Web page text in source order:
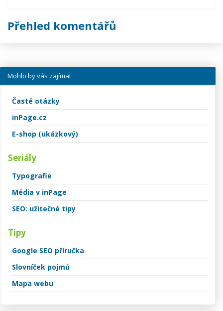
Přehled komentářů
Mohlo by vás zajímat
Časté otázky
inPage.cz
E-shop (ukázkový)
Seriály
Typografie
Média v inPage
SEO: užitečné tipy
Tipy
Google SEO příručka
Slovníček pojmů
Mapa webu